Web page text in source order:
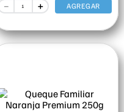
＋
－ AGREGAR